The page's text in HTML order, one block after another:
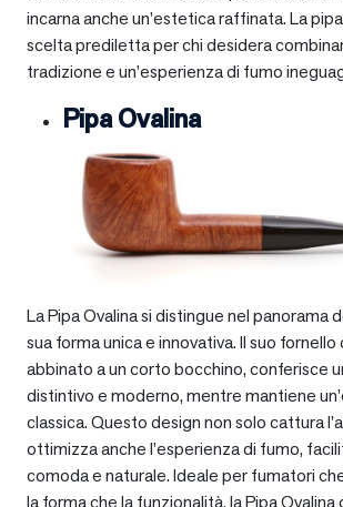
incarna anche un’estetica raffinata. La
scelta prediletta per chi desidera
tradizione e un’esperienza di fumo
Pipa Ovalina
La Pipa Ovalina si distingue nel panorama
sua forma unica e innovativa. Il suo
abbinato a un corto bocchino, conferisce
distintivo e moderno, mentre mantiene
classica. Questo design non solo cattura
ottimizza anche l’esperienza di fumo,
comoda e naturale. Ideale per fumatori